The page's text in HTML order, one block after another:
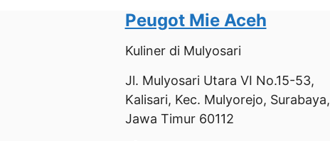
Peugot Mie Aceh
Kulinerdi Mulyosari
Jl. Mulyosari Utara VI No.15-53,
Kalisari, Kec. Mulyorejo, Surabaya,
Jawa Timur 60112